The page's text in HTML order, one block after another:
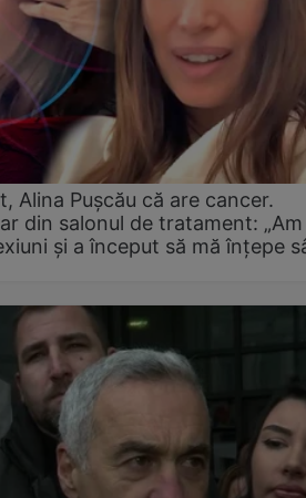
Alina Pușcău că are cancer.
din salonul de tratament:
și a început să mă înțepe